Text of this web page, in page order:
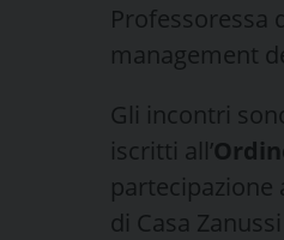
Professoressa
management
Gli incontri
iscritti all’
partecipazione
di Casa